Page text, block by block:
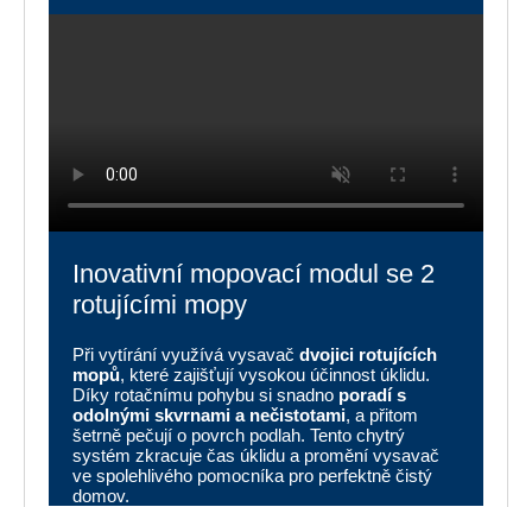
Inovativní mopovací modul se 2
rotujícími mopy
Při vytírání využívá vysavač dvojici rotujících
mopů, které zajišťují vysokou účinnost úklidu.
Díky rotačnímu pohybu si snadno poradí s
odolnými skvrnami a nečistotami, a přitom
šetrně pečují o povrch podlah. Tento chytrý
systém zkracuje čas úklidu a promění vysavač
ve spolehlivého pomocníka pro perfektně čistý
domov.